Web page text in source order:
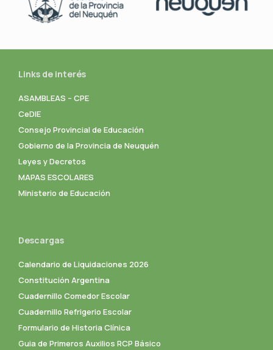
Links de interés
ASAMBLEAS – CPE
CeDIE
Consejo Provincial de Educación
Gobierno de la Provincia de Neuquén
Leyes y Decretos
MAPAS ESCOLARES
Ministerio de Educación
Descargas
Calendario de Liquidaciones 2026
Constitución Argentina
Cuadernillo Comedor Escolar
Cuadernillo Refrigerio Escolar
Formulario de Historia Clínica
Guia de Primeros Auxilios RCP Básico